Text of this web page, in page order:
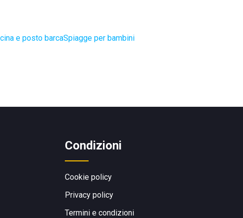
e posto barcaSpiagge per bambini
Condizioni
Cookie policy
Privacy policy
Termini e condizioni